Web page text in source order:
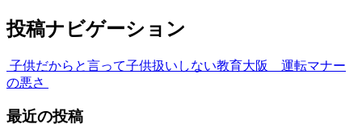
投稿ナビゲーション
子供だからと言って子供扱いしない教育大阪 運転マナー
の悪さ
最近の投稿